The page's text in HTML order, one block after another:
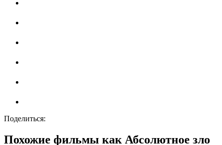
Поделиться:
Похожие фильмы как Абсолютное зло